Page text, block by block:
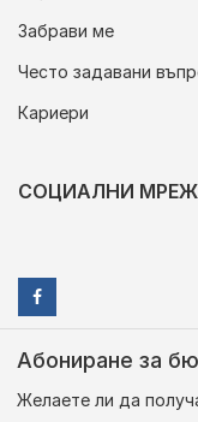
Забрави ме
Често задавани
Кариери
СОЦИАЛНИ
Абониране за
Желаете ли да